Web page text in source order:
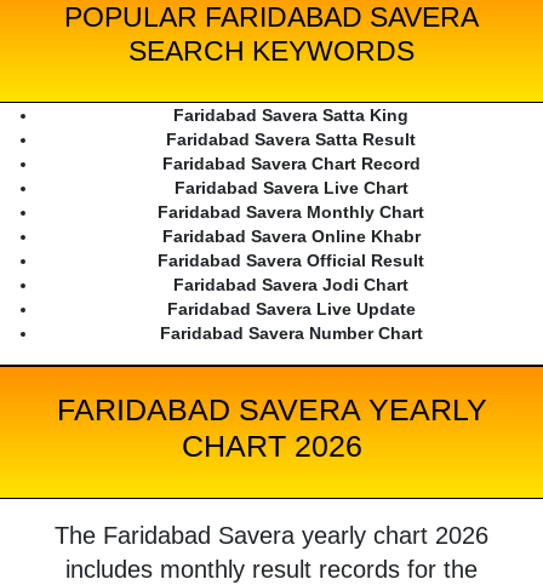
POPULAR FARIDABAD SAVERA
SEARCH KEYWORDS
Faridabad Savera Satta King
Faridabad Savera Satta Result
Faridabad Savera Chart Record
Faridabad Savera Live Chart
Faridabad Savera Monthly Chart
Faridabad Savera Online Khabr
Faridabad Savera Official Result
Faridabad Savera Jodi Chart
Faridabad Savera Live Update
Faridabad Savera Number Chart
FARIDABAD SAVERA YEARLY
CHART 2026
The Faridabad Savera yearly chart 2026
includes monthly result records for the